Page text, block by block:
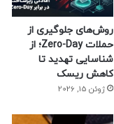
روش‌های جلوگیری از
حملات Zero-Day؛ از
شناسایی تهدید تا
کاهش ریسک
ژوئن 15, 2026